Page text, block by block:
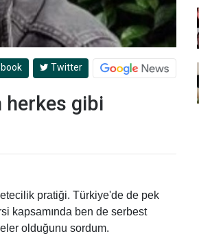
Twitter
herkes gibi
pratiği. Türkiye'de de pek
kapsamında ben de serbest
olduğunu sordum.